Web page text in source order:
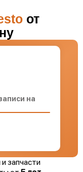
от
запчасти
на